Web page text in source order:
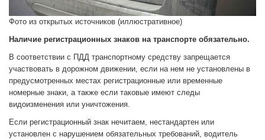
Фото из открытых источников (иллюстративное)
Наличие регистрационных знаков на транспорте обязательно.
В соответствии с ПДД транспортному средству запрещается
участвовать в дорожном движении, если на нем не установлены в
предусмотренных местах регистрационные или временные
номерные знаки, а также если таковые имеют следы
видоизменения или уничтожения.
Если регистрационный знак нечитаем, нестандартен или
установлен с нарушением обязательных требований, водитель